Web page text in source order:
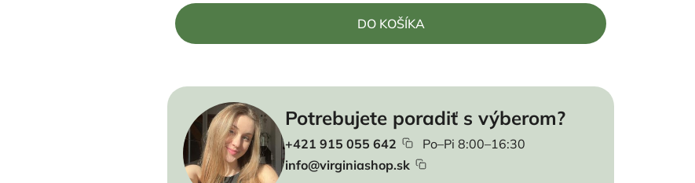
Jednotková cena:
DO KOŠÍKA
Potrebujete poradiť s výberom?
+421 915 055 642
Po–Pi 8:00–16:30
info@virginiashop.sk